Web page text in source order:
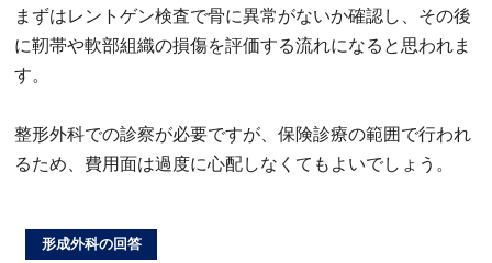
まずはレントゲン検査で骨に異常がないか確認し、その後
に靭帯や軟部組織の損傷を評価する流れになると思われま
す。
整形外科での診察が必要ですが、保険診療の範囲で行われ
るため、費用面は過度に心配しなくてもよいでしょう。
形成外科の回答